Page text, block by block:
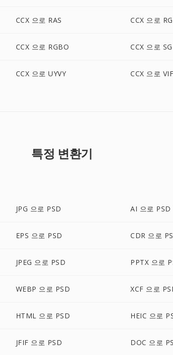
CCX 으로 RAS CCX 으로
CCX 으로 RGBO CCX 으로
CCX 으로 UYVY CCX 으로
특정 변환기
JPG 으로 PSD AI 으로 PSD
EPS 으로 PSD CDR 으로
JPEG 으로 PSD PPTX 으로
WEBP 으로 PSD XCF 으로
HTML 으로 PSD HEIC 으로
JFIF 으로 PSD DOC 으로